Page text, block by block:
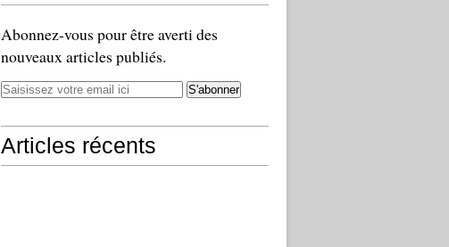
Abonnez-vous pour être averti des
nouveaux articles publiés.
Articles récents